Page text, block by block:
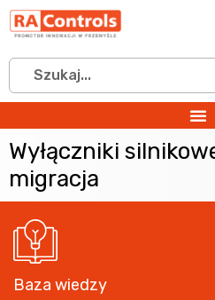
Baza wiedzy
Wyłączniki
migracja